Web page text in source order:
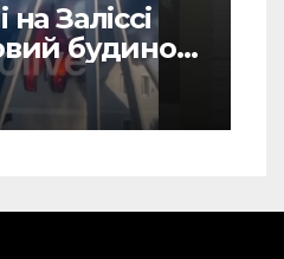
Заліссі
будинок